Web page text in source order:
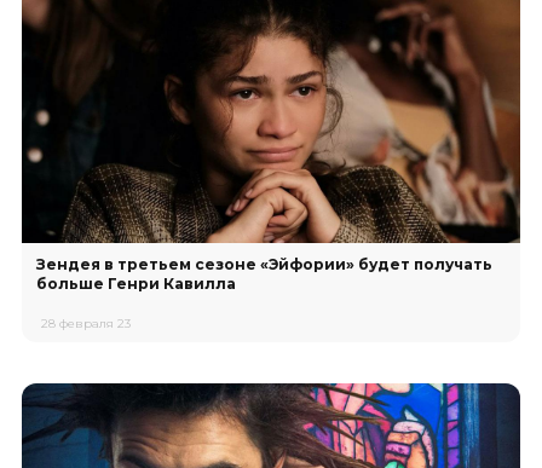
Зендея в третьем сезоне «Эйфории» будет получать
больше Генри Кавилла
28 февраля 23